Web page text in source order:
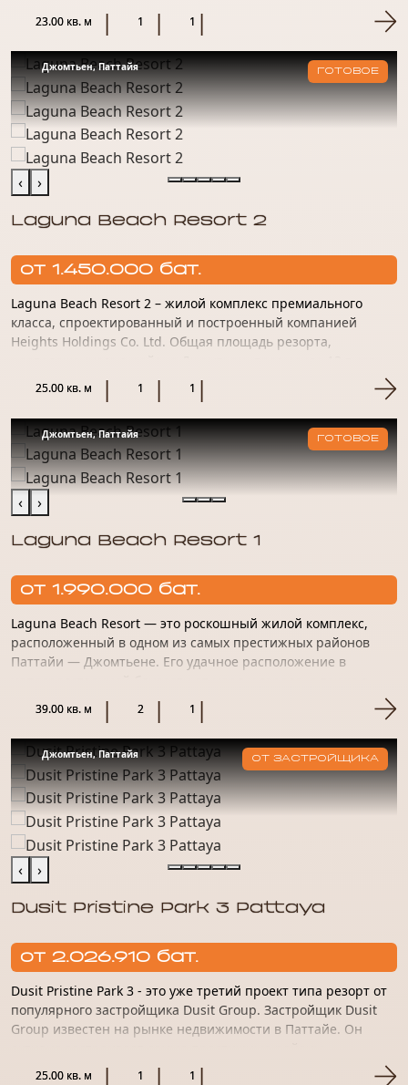
23.00 кв. м 1 1
Джомтьен, Паттайя ГОТОВОЕ
‹ ›
Laguna Beach Resort 2
от 1.450.000 бат.
Laguna Beach Resort 2 – жилой комплекс премиального
класса, спроектированный и построенный компанией
Heights Holdings Co. Ltd. Общая площадь резорта,
м². Локоничный фа...
25.00 кв. м 1 1
Джомтьен, Паттайя ГОТОВОЕ
‹ ›
Laguna Beach Resort 1
от 1.990.000 бат.
Laguna Beach Resort — это роскошный жилой комплекс,
расположенный в одном из самых престижных районов
Паттайи — Джомтьене. Его удачное расположение в
тихом и спокойно...
39.00 кв. м 2 1
Джомтьен, Паттайя ОТ ЗАСТРОЙЩИКА
‹ ›
Dusit Pristine Park 3 Pattaya
от 2.026.910 бат.
Dusit Pristine Park 3 - это уже третий проект типа резорт от
популярного застройщика Dusit Group. Застройщик Dusit
Group известен на рынке недвижимости в Паттайе. Он
25.00 кв. м 1 1